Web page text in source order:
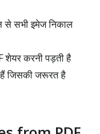
से सभी इमेज निकाल
शेयर करनी पड़ती है
जिसकी जरूरत है